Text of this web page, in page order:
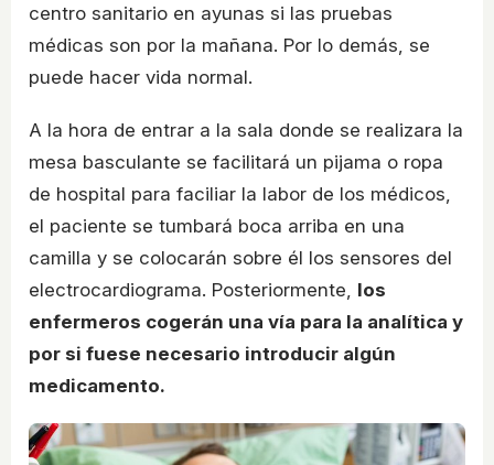
centro sanitario en ayunas si las pruebas
médicas son por la mañana. Por lo demás, se
puede hacer vida normal.
A la hora de entrar a la sala donde se realizara la
mesa basculante se facilitará un pijama o ropa
de hospital para faciliar la labor de los médicos,
el paciente se tumbará boca arriba en una
camilla y se colocarán sobre él los sensores del
electrocardiograma. Posteriormente, los
enfermeros cogerán una vía para la analítica y
por si fuese necesario introducir algún
medicamento.